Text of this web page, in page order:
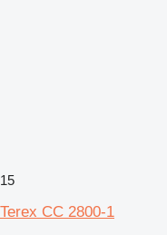
15
Terex CC 2800-1